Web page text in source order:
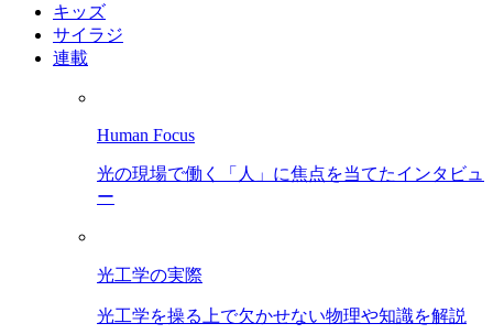
キッズ
サイラジ
連載
Human Focus
光の現場で働く「人」に焦点を当てたインタビュ
ー
光工学の実際
光工学を操る上で欠かせない物理や知識を解説